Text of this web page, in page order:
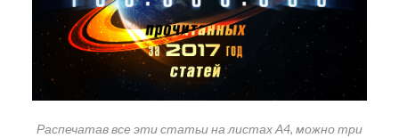
Распечатав все эти статьи на листах А4, можно три